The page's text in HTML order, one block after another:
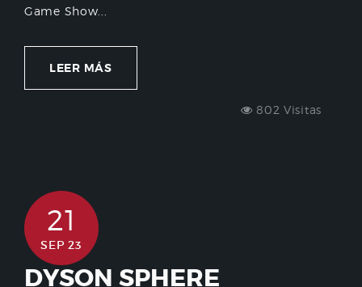
Game Show...
LEER MÁS
802 Visitas
21
SEP 23
DYSON SPHERE